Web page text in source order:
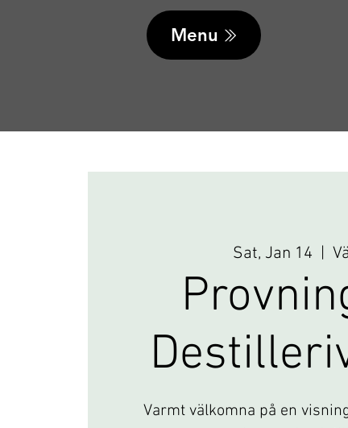
Menu
Sat, Jan 14
  |
Varmt välkomna på en